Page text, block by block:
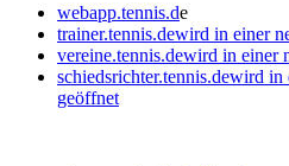
webapp.tennis.de
trainer.tennis.dewird in einer
vereine.tennis.dewird in einer
schiedsrichter.tennis.dewird in
geöffnet